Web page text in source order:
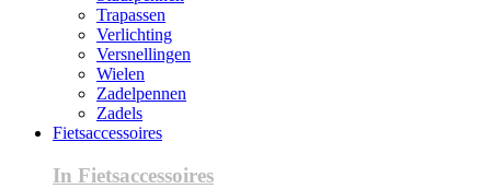
Trapassen
Verlichting
Versnellingen
Wielen
Zadelpennen
Zadels
Fietsaccessoires
In Fietsaccessoires